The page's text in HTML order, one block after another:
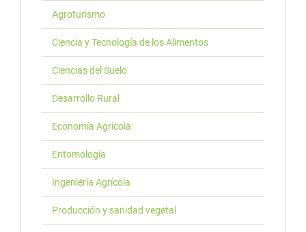
Agroturismo
Ciencia y Tecnología de los Alimentos
Ciencias del Suelo
Desarrollo Rural
Economía Agrícola
Entomología
Ingeniería Agrícola
Producción y sanidad vegetal